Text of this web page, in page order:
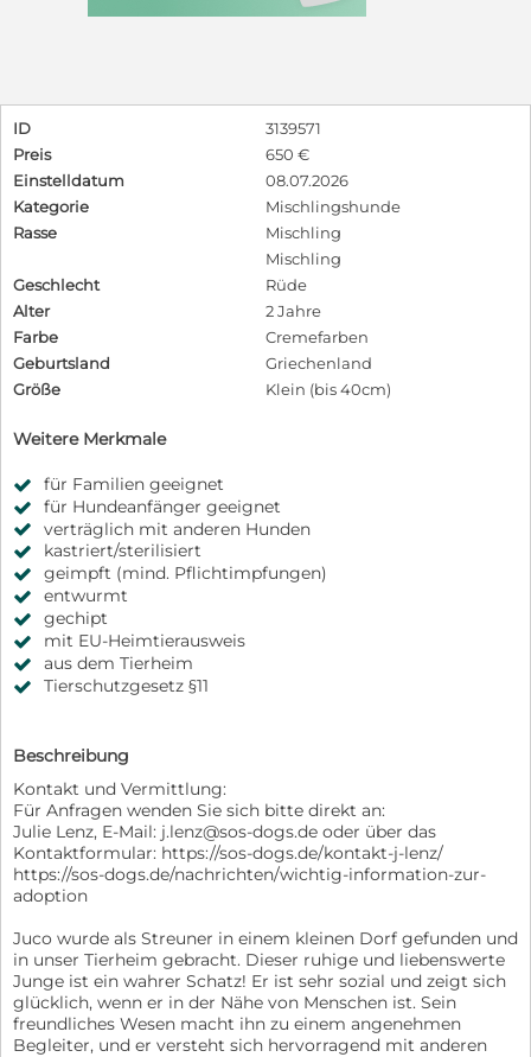
ID
3139571
Preis
650 €
Einstelldatum
08.07.2026
Kategorie
Mischlingshunde
Rasse
Mischling
Mischling
Geschlecht
Rüde
Alter
2 Jahre
Farbe
Cremefarben
Geburtsland
Griechenland
Größe
Klein (bis 40cm)
Weitere Merkmale
für Familien geeignet
für Hundeanfänger geeignet
verträglich mit anderen Hunden
kastriert/sterilisiert
geimpft (mind. Pflichtimpfungen)
entwurmt
gechipt
mit EU-Heimtierausweis
aus dem Tierheim
Tierschutzgesetz §11
Beschreibung
Kontakt und Vermittlung:
Für Anfragen wenden Sie sich bitte direkt an:
Julie Lenz, E-Mail: j.lenz@sos-dogs.de oder über das
Kontaktformular: https://sos-dogs.de/kontakt-j-lenz/
https://sos-dogs.de/nachrichten/wichtig-information-zur-
adoption
Juco wurde als Streuner in einem kleinen Dorf gefunden und
in unser Tierheim gebracht. Dieser ruhige und liebenswerte
Junge ist ein wahrer Schatz! Er ist sehr sozial und zeigt sich
glücklich, wenn er in der Nähe von Menschen ist. Sein
freundliches Wesen macht ihn zu einem angenehmen
Begleiter, und er versteht sich hervorragend mit anderen